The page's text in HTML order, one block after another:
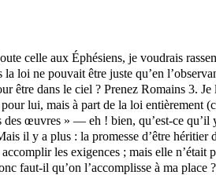
celle aux Éphésiens, je voudrais
loi ne pouvait être juste qu’en
être dans le ciel ? Prenez Romains 3.
lui, mais à part de la loi entièrement (
œuvres » — eh ! bien, qu’est-ce qu’il
il y a plus : la promesse d’être héritier
les exigences ; mais elle n’était
faut-il qu’on l’accomplisse à ma place